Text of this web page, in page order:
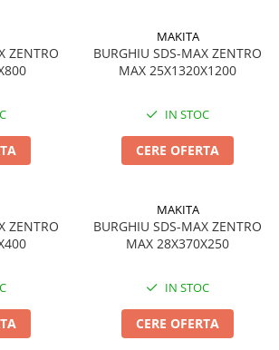
ZENTRO
MAKITA
BURGHIU SDS-MAX ZENTRO
MAX 25X1320X1200
IN STOC
CERE OFERTA
ZENTRO
MAKITA
BURGHIU SDS-MAX ZENTRO
MAX 28X370X250
IN STOC
CERE OFERTA